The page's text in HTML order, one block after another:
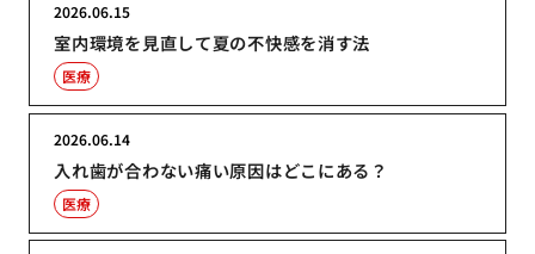
室内環境を見直して夏の不快感を消す法
2026.06.15
医療
入れ歯が合わない痛い原因はどこにある？
2026.06.14
医療